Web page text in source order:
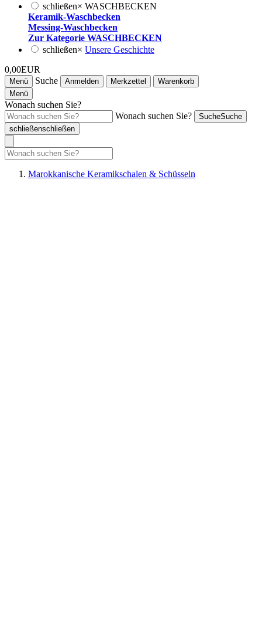
schließen× WASCHBECKEN
Keramik-Waschbecken
Messing-Waschbecken
Zur Kategorie WASCHBECKEN
schließen× Unsere Geschichte
0,00EUR
Menü Suche Anmelden Merkzettel
Warenkorb
Menü
Wonach suchen Sie?
Wonach suchen Sie?
SucheSuche
schließenschließen
Marokkanische Keramikschalen & Schüsseln